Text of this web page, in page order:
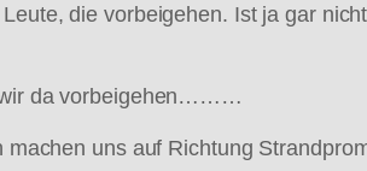
die vorbeigehen. Ist ja gar
wir da vorbeigehen………
uns auf Richtung